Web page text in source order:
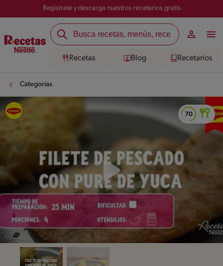
Registrate y descarga nuestros recetarios gratis
Recetas Blog Recetarios
Categorías